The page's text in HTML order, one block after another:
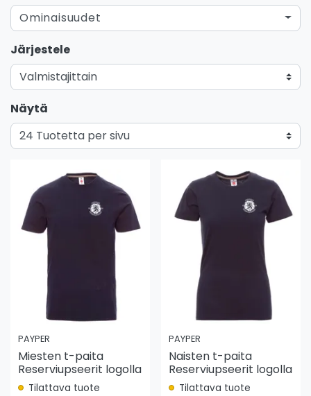
Ominaisuudet
Järjestele
Näytä
PAYPER
Miesten t-paita
Reserviupseerit logolla
Tilattava tuote
PAYPER
Naisten t-paita
Reserviupseerit logolla
Tilattava tuote